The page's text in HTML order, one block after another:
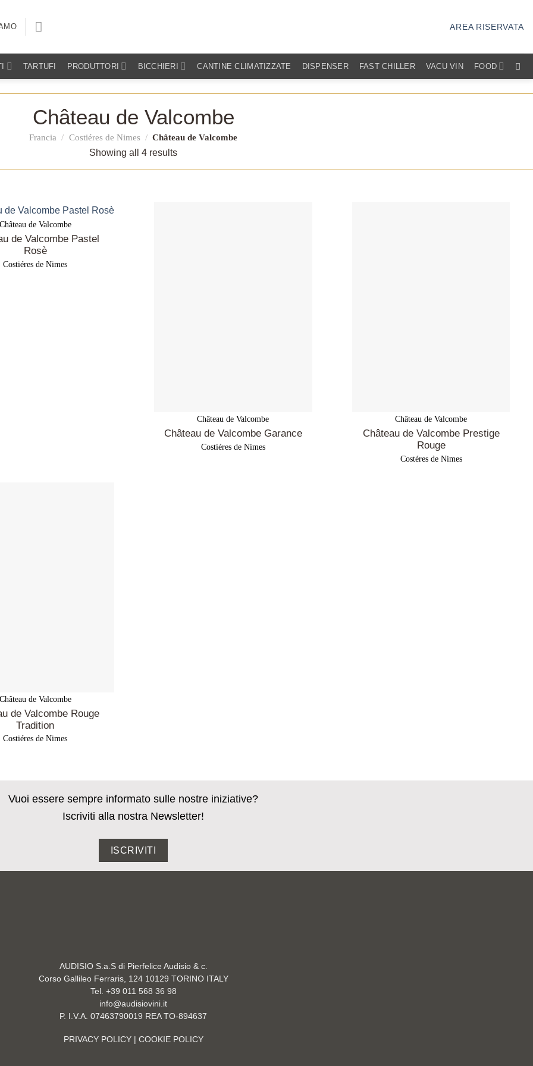
AREA RISERVATA
TARTUFI PRODUTTORI BICCHIERI CANTINE CLIMATIZZATE DISPENSER FAST CHILLER VACU VIN FOOD
Château de Valcombe
Francia / Costiéres de Nimes / Château de Valcombe
Showing all 4 results
Château de Valcombe
de Valcombe Pastel
Rosè
Costiéres de Nimes
Château de Valcombe
Château de Valcombe Garance
Costiéres de Nimes
Château de Valcombe
Château de Valcombe Prestige
Rouge
Costéres de Nimes
Château de Valcombe
de Valcombe Rouge
Tradition
Costiéres de Nimes
Vuoi essere sempre informato sulle nostre iniziative?
Iscriviti alla nostra Newsletter!
ISCRIVITI
AUDISIO S.a.S di Pierfelice Audisio & c.
Corso Gallileo Ferraris, 124 10129 TORINO ITALY
Tel. +39 011 568 36 98
info@audisiovini.it
P. I.V.A. 07463790019 REA TO-894637
PRIVACY POLICY| COOKIE POLICY